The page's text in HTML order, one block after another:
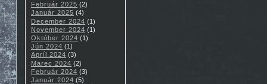
Február 2025 (2)
Január 2025 (4)
December 2024 (1)
November 2024 (1)
Október 2024 (1)
Jún 2024 (1)
Apríl 2024 (3)
Marec 2024 (2)
Február 2024 (3)
Január 2024 (5)